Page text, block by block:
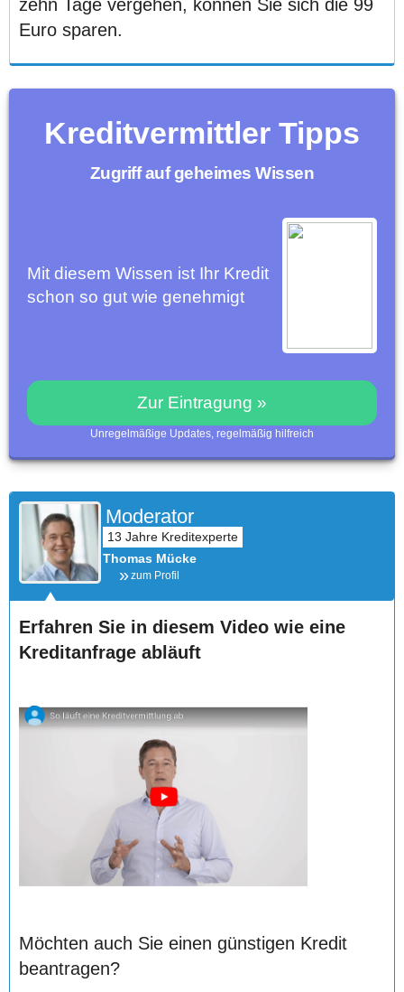
zehn Tage vergehen, können Sie sich die 99
Euro sparen.
Kreditvermittler Tipps
Zugriff auf geheimes Wissen
Mit diesem Wissen ist Ihr Kredit
schon so gut wie genehmigt
Zur Eintragung »
Unregelmäßige Updates, regelmäßig hilfreich
Moderator
Thomas Mücke
zum Profil
Erfahren Sie in diesem Video wie eine
Kreditanfrage abläuft
Möchten auch Sie einen günstigen Kredit
beantragen?